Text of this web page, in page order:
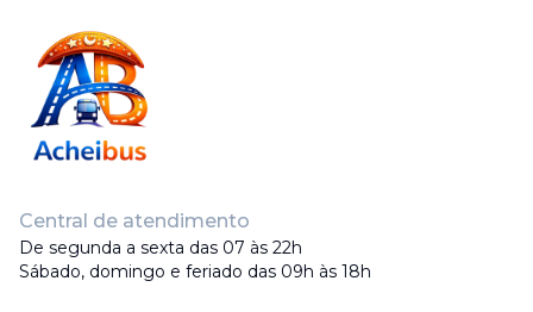
Central de atendimento
De segunda a sexta das 07 às 22h
Sábado, domingo e feriado das 09h às 18h